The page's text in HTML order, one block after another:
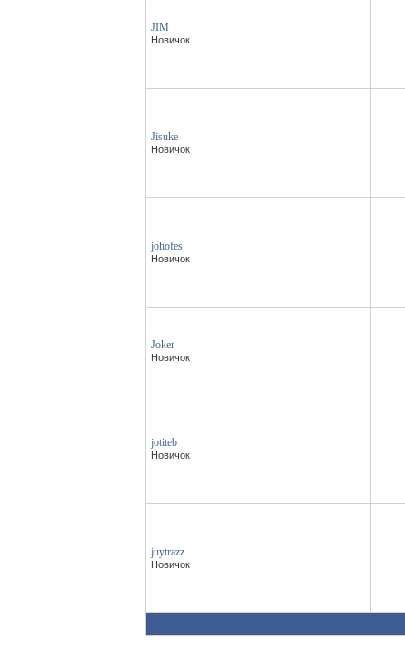
JIM
Новичок
Jisuke
Новичок
johofes
Новичок
Joker
Новичок
jotiteb
Новичок
juytrazz
Новичок